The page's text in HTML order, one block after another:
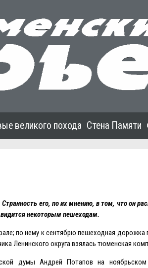
великого похода Стена Памяти
его, по их мнению, в том, что он
некоторым пешеходам.
по нему к сентябрю пешеходная
Ленинского округа взялась тюменская
думы Андрей Потапов на